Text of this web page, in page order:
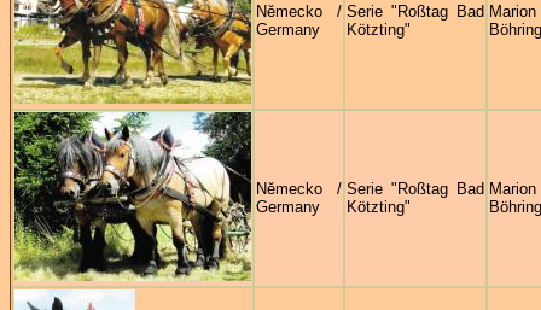
Německo /
Germany
Serie "Roßtag Bad
Kötzting"
Marion
Německo /
Germany
Serie "Roßtag Bad
Kötzting"
Marion